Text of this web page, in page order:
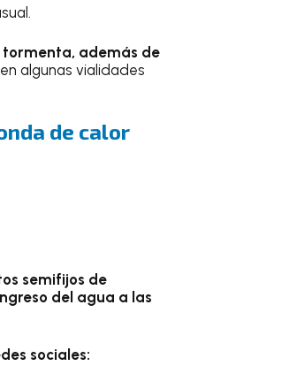
además de
algunas vialidades
de calor
semifijos de
del agua a las
sociales: